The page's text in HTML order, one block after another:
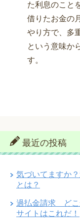
た利息のこと
借りたお金の
やり方で、多
という意味か
す。
最近の投稿
気づいてますか
とは？
過払金請求 どこ
サイトはこれだ！